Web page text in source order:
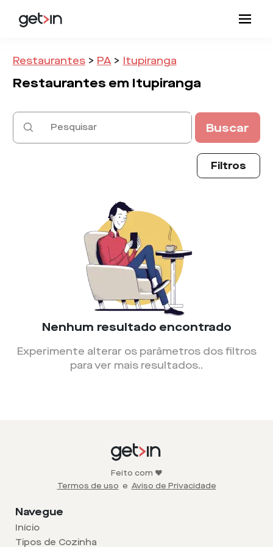
Restaurantes > PA > Itupiranga
Restaurantes em Itupiranga
Buscar
Filtros
Nenhum resultado encontrado
Experimente alterar os parâmetros dos filtros
para ver mais resultados..
Feito com ❤️
Termos de uso e Aviso de Privacidade
Navegue
Início
Tipos de Cozinha